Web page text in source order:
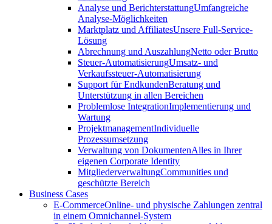
Analyse und BerichterstattungUmfangreiche
Analyse-Möglichkeiten
Marktplatz und AffiliatesUnsere Full-Service-
Lösung
Abrechnung und AuszahlungNetto oder Brutto
Steuer-AutomatisierungUmsatz- und
Verkaufssteuer-Automatisierung
Support für EndkundenBeratung und
Unterstützung in allen Bereichen
Problemlose IntegrationImplementierung und
Wartung
ProjektmanagementIndividuelle
Prozessumsetzung
Verwaltung von DokumentenAlles in Ihrer
eigenen Corporate Identity
MitgliederverwaltungCommunities und
geschützte Bereich
Business Cases
E-CommerceOnline- und physische Zahlungen zentral
in einem Omnichannel-System